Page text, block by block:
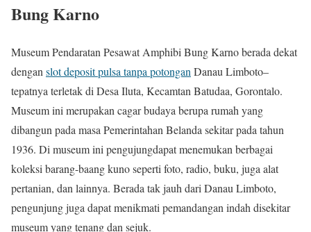
Bung Karno
Museum Pendaratan Pesawat Amphibi Bung Karno berada dekat
dengan slot deposit pulsa tanpa potongan Danau Limboto–
tepatnya terletak di Desa Iluta, Kecamtan Batudaa, Gorontalo.
Museum ini merupakan cagar budaya berupa rumah yang
dibangun pada masa Pemerintahan Belanda sekitar pada tahun
1936. Di museum ini pengujungdapat menemukan berbagai
koleksi barang-baang kuno seperti foto, radio, buku, juga alat
pertanian, dan lainnya. Berada tak jauh dari Danau Limboto,
pengunjung juga dapat menikmati pemandangan indah disekitar
museum yang tenang dan sejuk.